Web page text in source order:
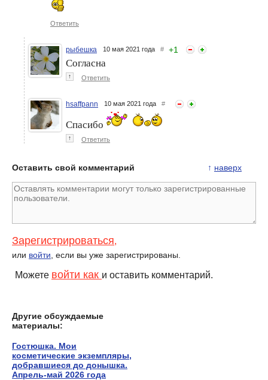
Кортни Кардашьян с Меган
Фокс снялись в новой
рекламной кампании
бренда Ким Кардашьян
Ответить
рыбешка 10 мая 2021 года # +1
Согласна
↑ Ответить
hsaffpann 10 мая 2021 года #
Спасибо
↑ Ответить
↑ наверх
Оставить свой комментарий
Зарегистрироваться,
или войти , если вы уже зарегистрированы.
Можете войти как и оставить комментарий.
Другие обсуждаемые
материалы:
Гостюшка. Мои
косметические экземпляры,
добравшиеся до донышка.
Апрель-май 2026 года